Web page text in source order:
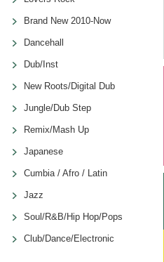
Brand New 2010-Now
Dancehall
Dub/Inst
New Roots/Digital Dub
Jungle/Dub Step
Remix/Mash Up
Japanese
Cumbia / Afro / Latin
Jazz
Soul/R&B/Hip Hop/Pops
Club/Dance/Electronic